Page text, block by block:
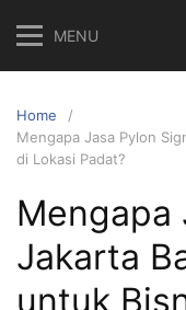
content
MENU
Home
Mengapa Jasa Pylon
di Lokasi Padat?
Mengapa
Jakarta
untuk